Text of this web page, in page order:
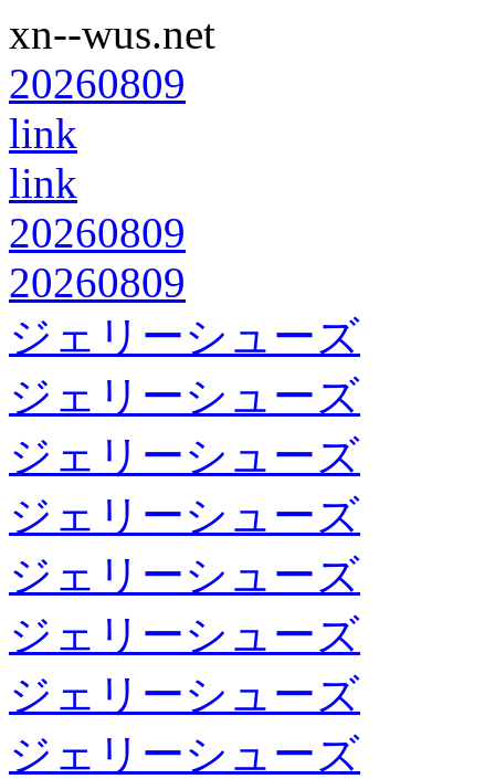
xn--wus.net
20260809
link
link
20260809
20260809
ジェリーシューズ
ジェリーシューズ
ジェリーシューズ
ジェリーシューズ
ジェリーシューズ
ジェリーシューズ
ジェリーシューズ
ジェリーシューズ